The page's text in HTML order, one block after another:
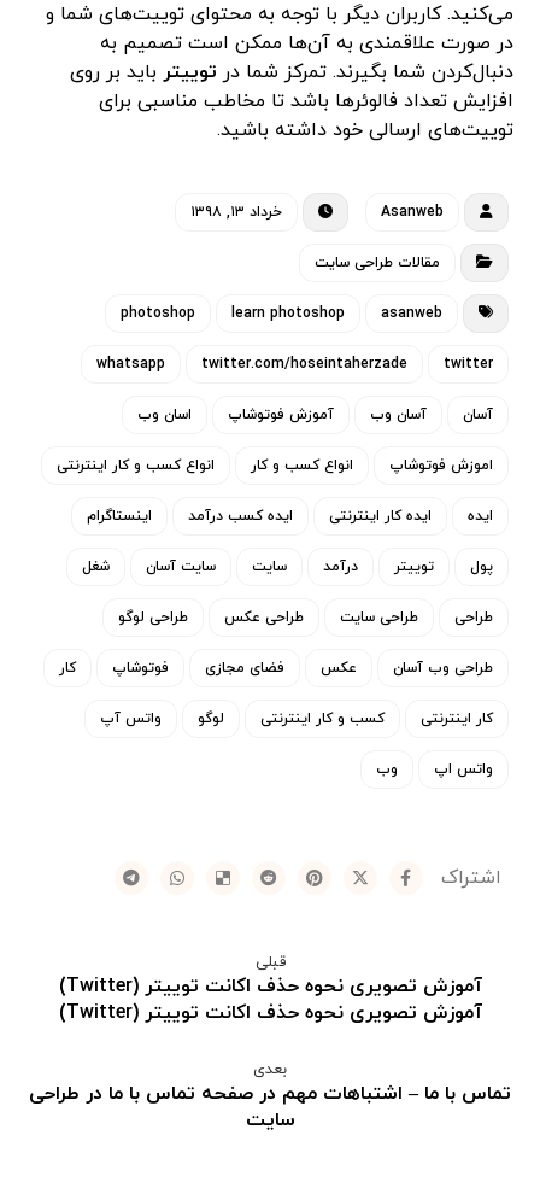
می‌کنید. کاربران دیگر با توجه به محتوای توییت‌های شما و
در صورت علاقمندی به آن‌ها ممکن است تصمیم به
دنبال‌کردن شما بگیرند. تمرکز شما در توییتر باید بر روی
افزایش تعداد فالوئرها باشد تا مخاطب مناسبی برای
توییت‌های ارسالی خود داشته باشید.
Asanweb خرداد ۱۳, ۱۳۹۸
مقالات طراحی سایت
asanweb
learn photoshop
photoshop
twitter
twitter.com/hoseintaherzade
whatsapp
آسان آسان وب آموزش فوتوشاپ اسان وب
اموزش فوتوشاپ انواع کسب و کار انواع کسب و کار اینترنتی
ایده ایده کار اینترنتی ایده کسب درآمد اینستاگرام
پول توییتر درآمد سایت سایت آسان شغل
طراحی طراحی سایت طراحی عکس طراحی لوگو
طراحی وب آسان عکس فضای مجازی فوتوشاپ کار
کار اینترنتی کسب و کار اینترنتی لوگو واتس آپ
واتس اپ وب
قبلی
آموزش تصویری نحوه حذف اکانت توییتر (Twitter)
آموزش تصویری نحوه حذف اکانت توییتر (Twitter)
بعدی
تماس با ما – اشتباهات مهم در صفحه تماس با ما در طراحی
سایت